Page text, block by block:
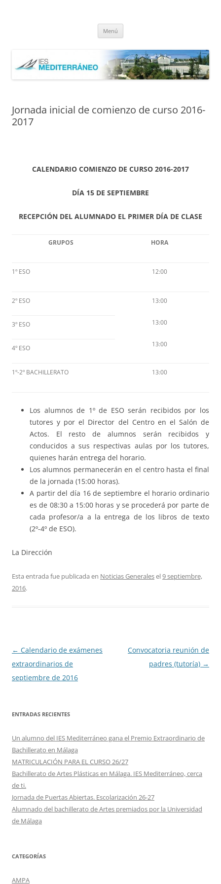
Menú
Jornada inicial de comienzo de curso 2016-
2017
CALENDARIO COMIENZO DE CURSO 2016-2017
DÍA 15 DE SEPTIEMBRE
RECEPCIÓN DEL ALUMNADO EL PRIMER DÍA DE CLASE
GRUPOS HORA
1º ESO 12:00
2º ESO 13:00
13:00
13:00
3º ESO
4º ESO
1º-2º BACHILLERATO 13:00
Los alumnos de 1º de ESO serán recibidos por los
tutores y por el Director del Centro en el Salón de
Actos. El resto de alumnos serán recibidos y
conducidos a sus respectivas aulas por los tutores,
quienes harán entrega del horario.
Los alumnos permanecerán en el centro hasta el final
de la jornada (15:00 horas).
A partir del día 16 de septiembre el horario ordinario
es de 08:30 a 15:00 horas y se procederá por parte de
cada profesor/a a la entrega de los libros de texto
(2º-4º de ESO).
La Dirección
Esta entrada fue publicada en Noticias Generalesel9 septiembre,
2016.
Navegación
de
entradas
← Calendario de exámenes
extraordinarios de
septiembre de 2016
Convocatoria reunión de
padres (tutoría) →
ENTRADAS RECIENTES
Un alumno del IES Mediterráneo gana el Premio Extraordinario de
Bachillerato en Málaga
MATRICULACIÓN PARA EL CURSO 26/27
Bachillerato de Artes Plásticas en Málaga. IES Mediterráneo, cerca
de ti.
Jornada de Puertas Abiertas. Escolarización 26-27
Alumnado del bachillerato de Artes premiados por la Universidad
de Málaga
CATEGORÍAS
AMPA